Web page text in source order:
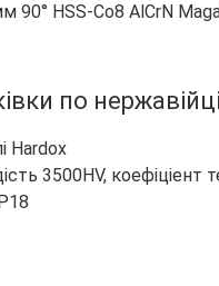
90° HSS-Co8 AlCrN
по
Hardox
3500HV,